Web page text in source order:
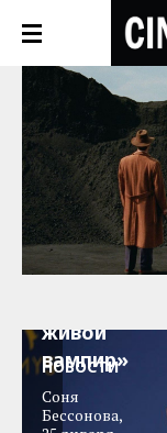
Мэтт
Смит
снимется
в фильме
живой
вампир»
Соня
Бессонова,
НОВОСТИ